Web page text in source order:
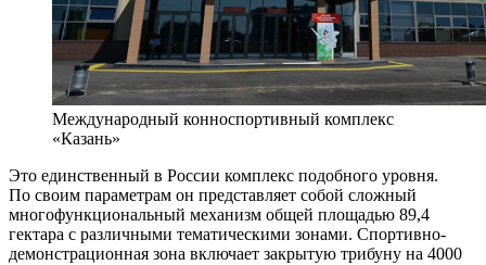
Международный конноспортивный комплекс
«Казань»
Это единственный в России комплекс подобного уровня.
По своим параметрам он представляет собой сложный
многофункциональный механизм общей площадью 89,4
гектара с различными тематическими зонами. Спортивно-
демонстрационная зона включает закрытую трибуну на 4000